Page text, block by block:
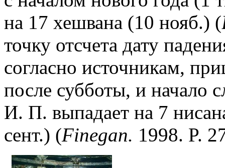
на 17 хешвана (10 нояб.) (
точку отсчета дату
согласно источникам,
после субботы, и начало
И. П. выпадает на 7
сент.) (Finegan. 1998. P.